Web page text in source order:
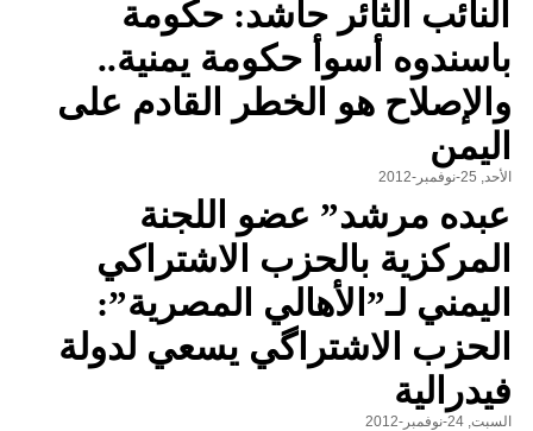
النائب الثائر حاشد: حكومة
باسندوه أسوأ حكومة يمنية..
والإصلاح هو الخطر القادم على
اليمن
الأحد, 25-نوفمبر-2012
عبده مرشد” عضو اللجنة
المركزية بالحزب الاشتراكي
اليمني لـ”الأهالي المصرية”:
الحزب الاشتراگي يسعي لدولة
فيدرالية
السبت, 24-نوفمبر-2012